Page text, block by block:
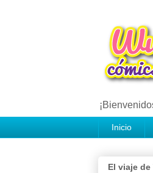
Inicio
El viaje